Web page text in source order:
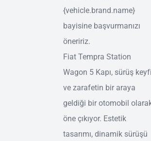
{vehicle.brand.name}
bayisine başvurmanızı
öneririz.
Fiat Tempra Station
Wagon 5 Kapı, sürüş keyfi
ve zarafetin bir araya
geldiği bir otomobil
öne çıkıyor. Estetik
tasarımı, dinamik sürüşü